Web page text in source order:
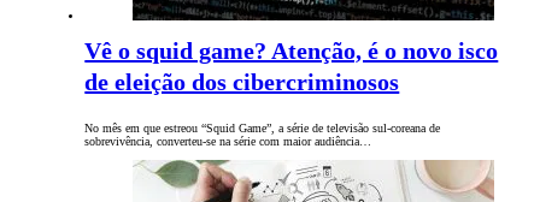
Vê o squid game? Atenção, é o novo isco
de eleição dos cibercriminosos
No mês em que estreou “Squid Game”, a série de televisão sul-coreana de
sobrevivência, converteu-se na série com maior audiência…